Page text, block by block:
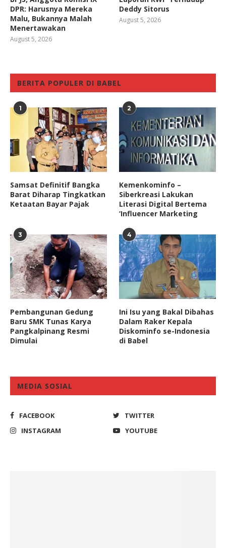
DPR: Harusnya Mereka
Malu, Bukannya Malah
Menertawakan
August 5, 2026
Deddy Sitorus
August 5, 2026
BERITA POPULER DI BABEL
1
Samsat Definitif Bangka
Barat Diharap Tingkatkan
Ketaatan Bayar Pajak
2
Kemenkominfo –
Siberkreasi Lakukan
Literasi Digital Bertema
‘Influencer Marketing
3
Pembangunan Gedung
Baru SMK Tunas Karya
Pangkalpinang Resmi
Dimulai
4
Ini Isu yang Bakal Dibahas
Dalam Raker Kepala
Diskominfo se-Indonesia
di Babel
MEDIA SOSIAL
FACEBOOK
TWITTER
INSTAGRAM
YOUTUBE